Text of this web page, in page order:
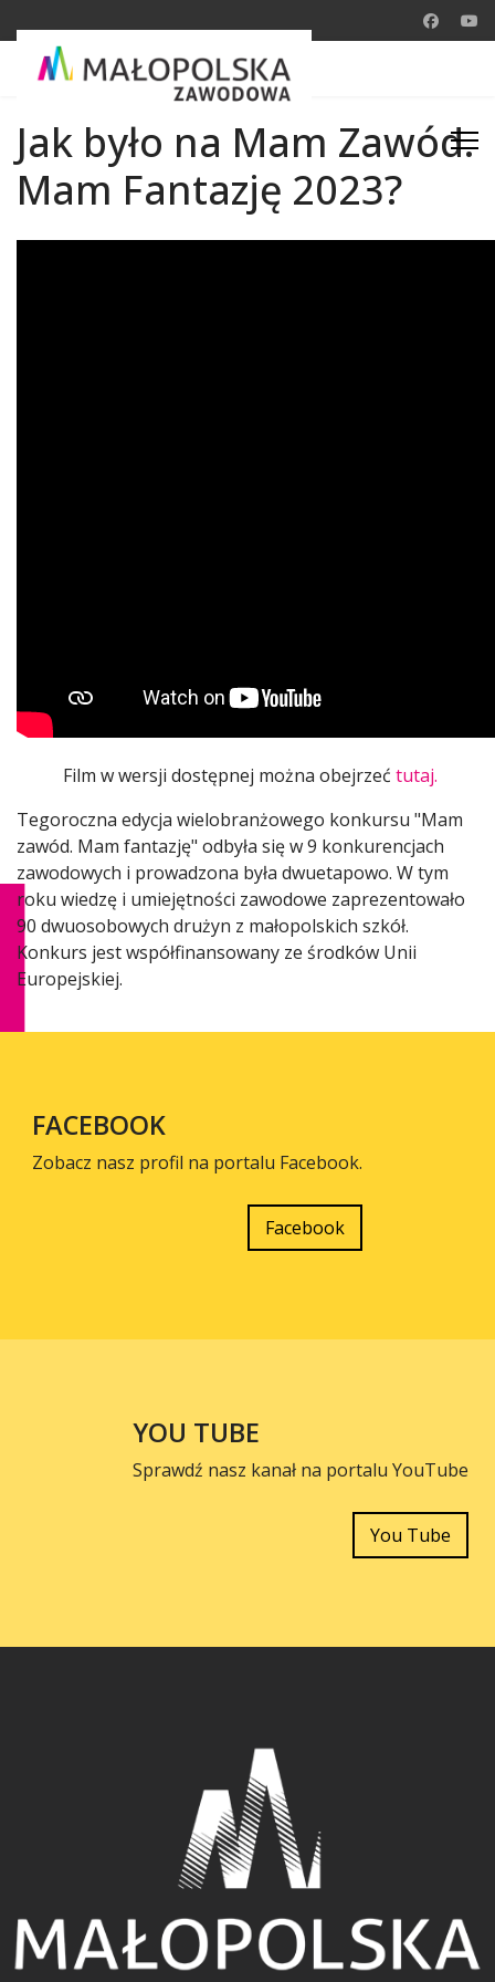
Jak było na Mam Zawód.
Mam Fantazję 2023?
Film w wersji dostępnej można obejrzeć tutaj.
Tegoroczna edycja wielobranżowego konkursu "Mam
zawód. Mam fantazję" odbyła się w 9 konkurencjach
zawodowych i prowadzona była dwuetapowo. W tym
roku wiedzę i umiejętności zawodowe zaprezentowało
90 dwuosobowych drużyn z małopolskich szkół.
Konkurs jest współfinansowany ze środków Unii
Europejskiej.
FACEBOOK
Zobacz nasz profil na portalu Facebook.
Facebook
YOU TUBE
Sprawdź nasz kanał na portalu YouTube
You Tube